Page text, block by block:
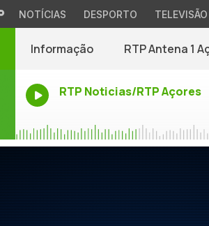
NOTÍCIAS DESPORTO TELEVISÃO
Informação RTP Antena 1
RTP Noticias/RTP Açores